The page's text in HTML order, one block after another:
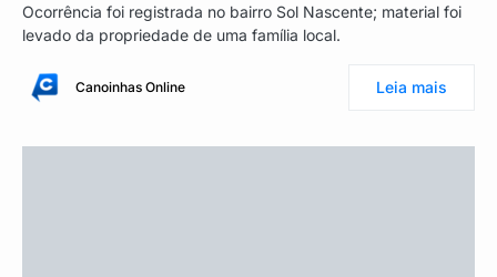
Ocorrência foi registrada no bairro Sol Nascente; material foi
levado da propriedade de uma família local.
Canoinhas Online Leia mais